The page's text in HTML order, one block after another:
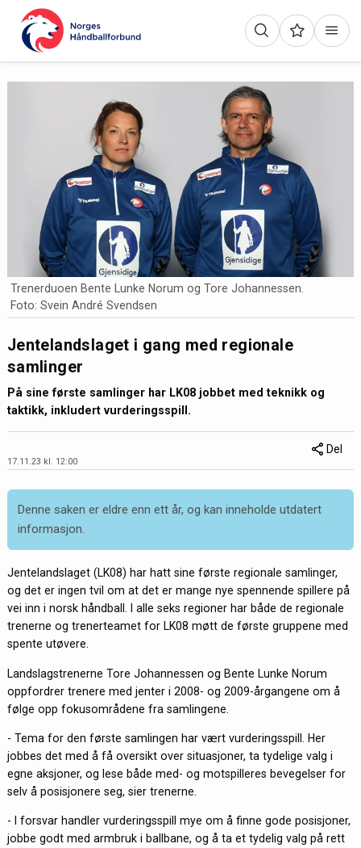
Trenerduoen Bente Lunke Norum og Tore Johannessen.
Foto: Svein André Svendsen
Jentelandslaget i gang med regionale
samlinger
På sine første samlinger har LK08 jobbet med teknikk og
taktikk, inkludert vurderingsspill.
17.11.23 kl. 12:00
Del
Denne saken er eldre enn ett år, og kan inneholde utdatert
informasjon.
Jentelandslaget (LK08) har hatt sine første regionale samlinger,
og det er ingen tvil om at det er mange nye spennende spillere på
vei inn i norsk håndball. I alle seks regioner har både de regionale
trenerne og trenerteamet for LK08 møtt de første gruppene med
spente utøvere.
Landslagstrenerne Tore Johannessen og Bente Lunke Norum
oppfordrer trenere med jenter i 2008- og 2009-årgangene om å
følge opp fokusområdene fra samlingene.
- Tema for den første samlingen har vært vurderingsspill. Her
jobbes det med å få oversikt over situasjoner, ta tydelige valg i
egne aksjoner, og lese både med- og motspilleres bevegelser for
selv å posisjonere seg, sier trenerne.
- I forsvar handler vurderingsspill mye om å finne gode posisjoner,
jobbe godt med armbruk i ballbane, og å ta et tydelig valg på rett